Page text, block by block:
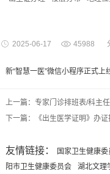
2025-06-17 45988
新“智慧一医”微信小程序正式
上一篇：专家门诊排班表/科主
下一篇：《出生医学证明》办证
友情链接： 国家卫生健康委
阳市卫生健康委员会
湖北文理